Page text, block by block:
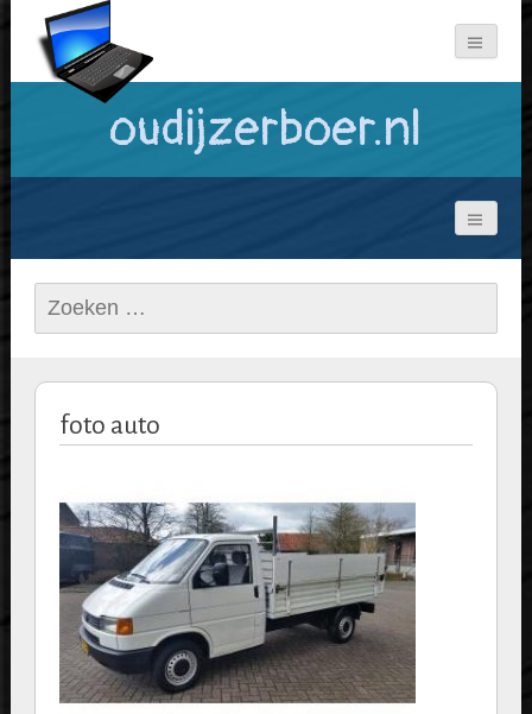
oudijzerboer.nl
Zoeken
naar:
foto auto